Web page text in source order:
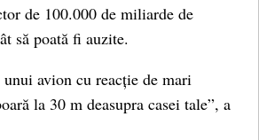
de 100.000 de miliarde de
să poată fi auzite.
unui avion cu reacție de mari
la 30 m deasupra casei tale”, a